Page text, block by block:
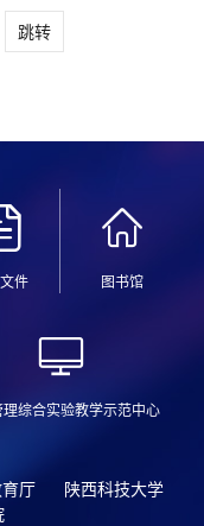
跳转
件 图书馆
理综合实验教学示范中心
厅
陕西科技大学